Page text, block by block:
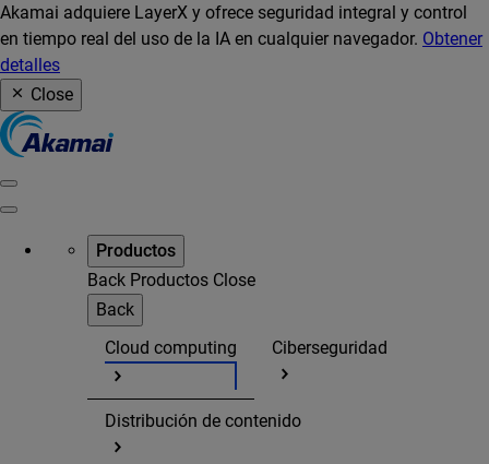
Akamai adquiere LayerX y ofrece seguridad integral y control
en tiempo real del uso de la IA en cualquier navegador. Obtener
detalles
Close
Productos
Back Productos Close
Back
Cloud computing
Ciberseguridad
Distribución de contenido